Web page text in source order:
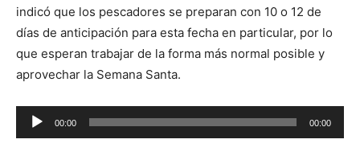
indicó que los pescadores se preparan con 10 o 12 de
días de anticipación para esta fecha en particular, por lo
que esperan trabajar de la forma más normal posible y
aprovechar la Semana Santa.
Reproductor
de
00:00 00:00